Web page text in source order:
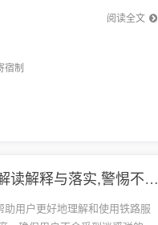
可能会夸大产品的功效，误
阅读全文
宿制
12306最新客户端:深入解答、专家解读解释与落实​,警惕不实迷惑弹
用户更好地理解和使用铁路服